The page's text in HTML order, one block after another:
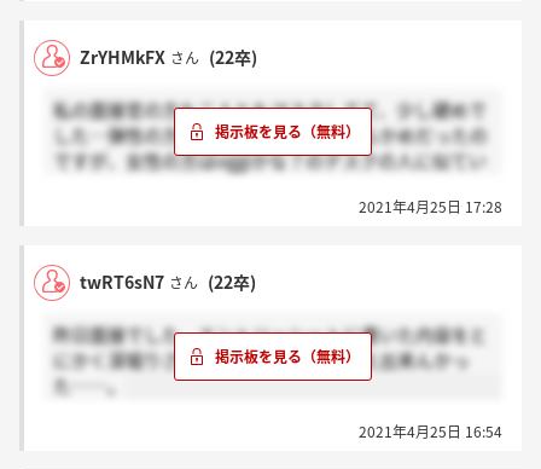
ZrYHMkFX さん (22卒)
私の面接官の方も二人ともマスクしてて、少し硬めで
した…弾性の方は若手の方で少しやわらかめだったの
ですが、女性の方はoggiかな？のデスクの人に似てい
い)、掘られまくり、動揺していいい答え出来ないこと
2021年4月25日 17:28
twRT6sN7 さん (22卒)
昨日面接でした。エントリーシートに書いた内容をと
にかく深堀りされました。全然いい答え出来んかっ
た……。
2021年4月25日 16:54